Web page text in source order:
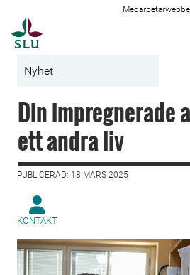
Nyhet
Din impregnerade
ett andra liv
PUBLICERAD: 18 MARS 2025
KONTAKT